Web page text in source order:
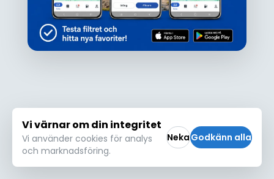
Vi värnar om din integritet
Vi använder cookies för analys
och marknadsföring.
NekaGodkänn alla